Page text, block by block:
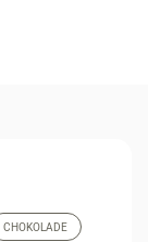
CHOKOLADE